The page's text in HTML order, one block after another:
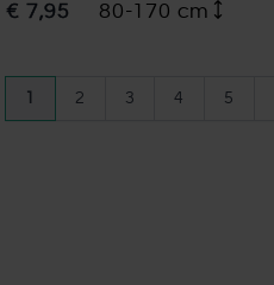
€ 7,95 80-170 cm
Pagina
U lees momenteel pagina
Pagina
2 Pagina
3 Pagina
4 Pagina
5